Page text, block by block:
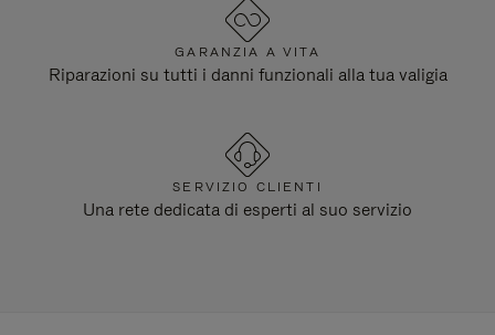
GARANZIA A VITA
Riparazioni su tutti i danni funzionali alla tua valigia
SERVIZIO CLIENTI
Una rete dedicata di esperti al suo servizio